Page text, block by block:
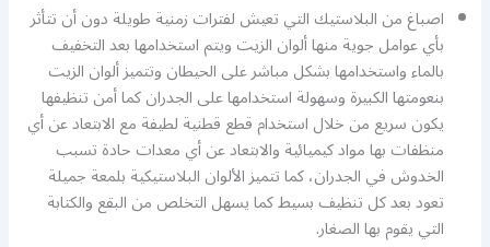
اصباغ من البلاستيك التي تعيش لفترات زمنية طويلة دون أن تتأثر
بأي عوامل جوية منها ألوان الزيت ويتم استخدامها بعد التخفيف
بالماء واستخدامها بشكل مباشر على الحيطان وتتميز ألوان الزيت
بنعومتها الكبيرة وسهولة استخدامها على الجدران كما أمن تنظيفها
يكون سريع من خلال استخدام قطع قطنية لطيفة مع الابتعاد عن أي
منظفات بها مواد كيميائية والابتعاد عن أي معدات حادة تسبب
الخدوش في الجدران، كما تتميز الألوان البلاستيكية بلمعة جميلة
تعود بعد كل تنظيف بسيط كما يسهل التخلص من البقع والكتابة
التي يقوم بها الصغار.